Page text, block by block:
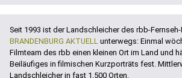
Seit 1993 ist der Landschleicher des rbb-
BRANDENBURG AKTUELL unterwegs: Einmal
Filmteam des rbb einen kleinen Ort im Land und
Beiläufiges in filmischen Kurzporträts fest.
Landschleicher in fast 1.500 Orten.